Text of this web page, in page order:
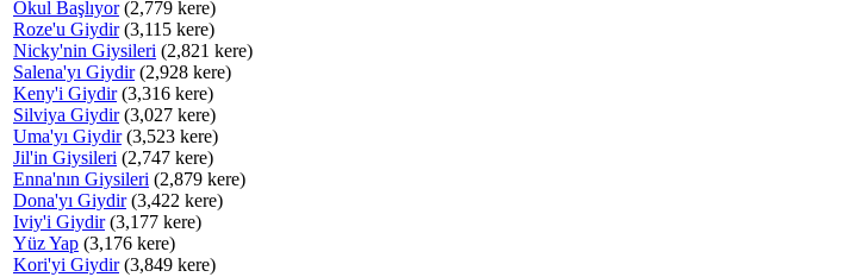
Okul Başlıyor(2,779 kere)
Roze'u Giydir(3,115 kere)
Nicky'nin Giysileri (2,821 kere)
Salena'yı Giydir(2,928 kere)
Keny'i Giydir(3,316 kere)
Silviya Giydir(3,027 kere)
Uma'yı Giydir(3,523 kere)
Jil'in Giysileri (2,747 kere)
Enna'nın Giysileri (2,879 kere)
Dona'yı Giydir(3,422 kere)
Iviy'i Giydir(3,177 kere)
Yüz Yap (3,176 kere)
Kori'yi Giydir(3,849 kere)